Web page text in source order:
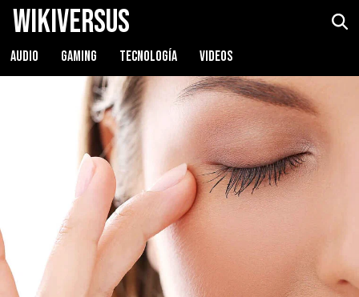
WikiVersus
AUDIO GAMING TECNOLOGÍA VIDEOS